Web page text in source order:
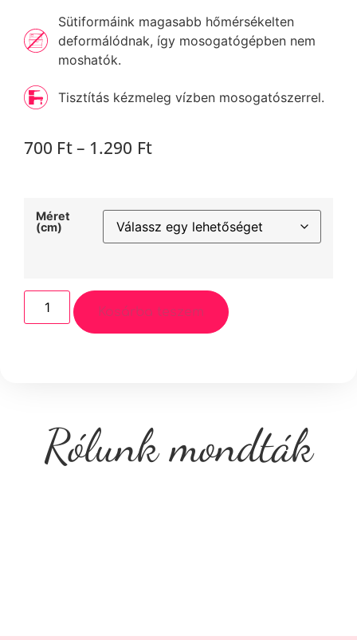
Sütiformáink magasabb hőmérsékelten
deformálódnak, így mosogatógépben nem
moshatók.
Tisztítás kézmeleg vízben mosogatószerrel.
700 Ft– 1.290 Ft
Méret
(cm)
Kosárba teszem
Rólunk mondták